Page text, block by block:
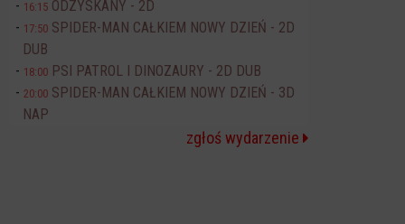
16:15 ODZYSKANY - 2D
17:50 SPIDER-MAN CAŁKIEM NOWY DZIEŃ - 2D
DUB
18:00 PSI PATROL I DINOZAURY - 2D DUB
20:00 SPIDER-MAN CAŁKIEM NOWY DZIEŃ - 3D
NAP
zgłoś wydarzenie